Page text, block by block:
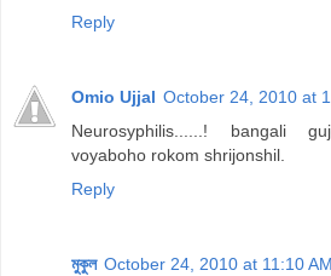
Reply
Omio Ujjal October 24, 2010 at
Neurosyphilis......! bangali
voyaboho rokom shrijonshil.
Reply
মুকুল October 24, 2010 at 11:10 AM